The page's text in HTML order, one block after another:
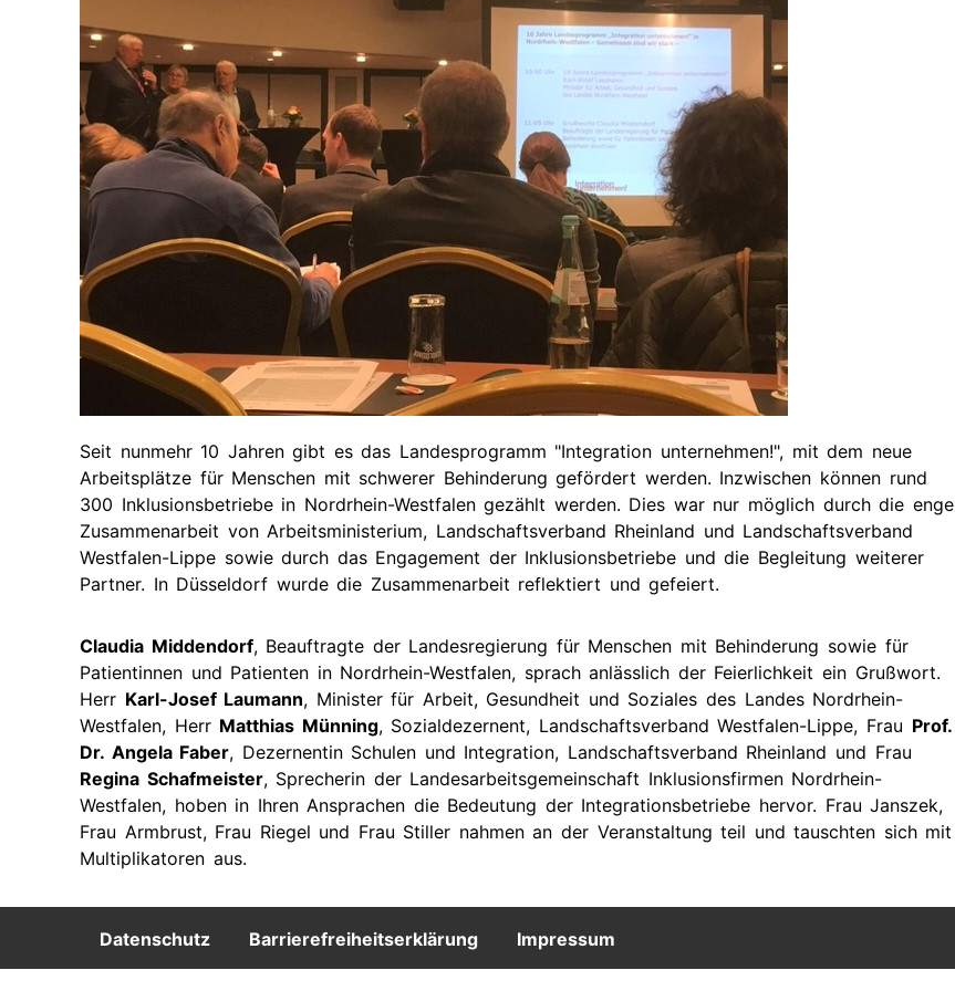
Ausstattung
Recht
Aktuelle
Termine
Vergangene
Termine
Seit nunmehr 10 Jahren gibt es das Landesprogramm "Integration unternehmen!", mit dem neue
Arbeitsplätze für Menschen mit schwerer Behinderung gefördert werden. Inzwischen können rund
300 Inklusionsbetriebe in Nordrhein-Westfalen gezählt werden. Dies war nur möglich durch die enge
Zusammenarbeit von Arbeitsministerium, Landschaftsverband Rheinland und Landschaftsverband
Westfalen-Lippe sowie durch das Engagement der Inklusionsbetriebe und die Begleitung weiterer
Partner. In Düsseldorf wurde die Zusammenarbeit reflektiert und gefeiert.
Claudia Middendorf, Beauftragte der Landesregierung für Menschen mit Behinderung sowie für
Patientinnen und Patienten in Nordrhein-Westfalen, sprach anlässlich der Feierlichkeit ein Grußwort.
Herr Karl-Josef Laumann, Minister für Arbeit, Gesundheit und Soziales des Landes Nordrhein-
Westfalen, Herr Matthias Münning, Sozialdezernent, Landschaftsverband Westfalen-Lippe, Frau Prof.
Dr. Angela Faber, Dezernentin Schulen und Integration, Landschaftsverband Rheinland und Frau
Regina Schafmeister, Sprecherin der Landesarbeitsgemeinschaft Inklusionsfirmen Nordrhein-
Westfalen, hoben in Ihren Ansprachen die Bedeutung der Integrationsbetriebe hervor. Frau Janszek,
Frau Armbrust, Frau Riegel und Frau Stiller nahmen an der Veranstaltung teil und tauschten sich mit
Multiplikatoren aus.
Footer
Datenschutz Barrierefreiheitserklärung Impressum